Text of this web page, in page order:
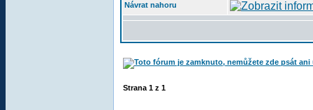
Návrat nahoru
Strana 1 z 1